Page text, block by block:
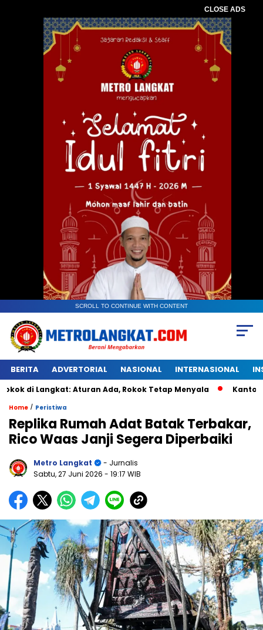
CLOSE ADS
SCROLL TO CONTINUE WITH CONTENT
BERITA ADVERTORIAL NASIONAL INTERNASIONAL
Aturan Ada, Rokok Tetap Menyala Kantongan
Home / Peristiwa
Replika Rumah Adat Batak Terbakar,
Rico Waas Janji Segera Diperbaiki
Metro Langkat
- Jurnalis
Sabtu, 27 Juni 2026 - 19:17 WIB